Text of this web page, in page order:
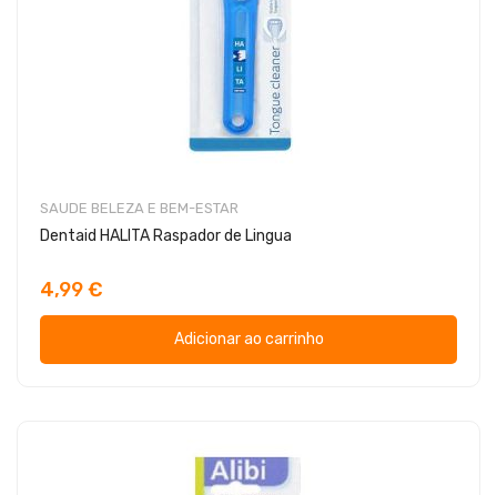
SAUDE BELEZA E BEM-ESTAR
Dentaid HALITA Raspador de Lingua
4,99 €
Adicionar ao carrinho